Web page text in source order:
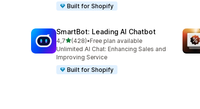
Built for Shopify
SmartBot: Leading AI Chatbot
4,7z 5 hvězd
(428)
Celkový počet recenzí: 428
•Free plan available
Unlimited AI Chat: Enhancing Sales and
Improving Service
Built for Shopify